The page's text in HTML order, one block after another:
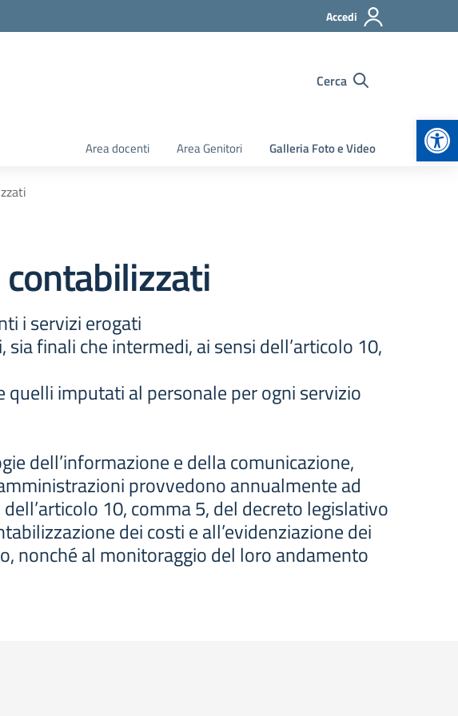
Accedi
Cerca
Area docenti Area Genitori Galleria Foto e Video
i servizi erogati
finali che intermedi, ai sensi dell’articolo 10,
imputati al personale per ogni servizio
dell’informazione e della comunicazione,
provvedono annualmente ad
10, comma 5, del decreto legislativo
dei costi e all’evidenziazione dei
nonché al monitoraggio del loro andamento